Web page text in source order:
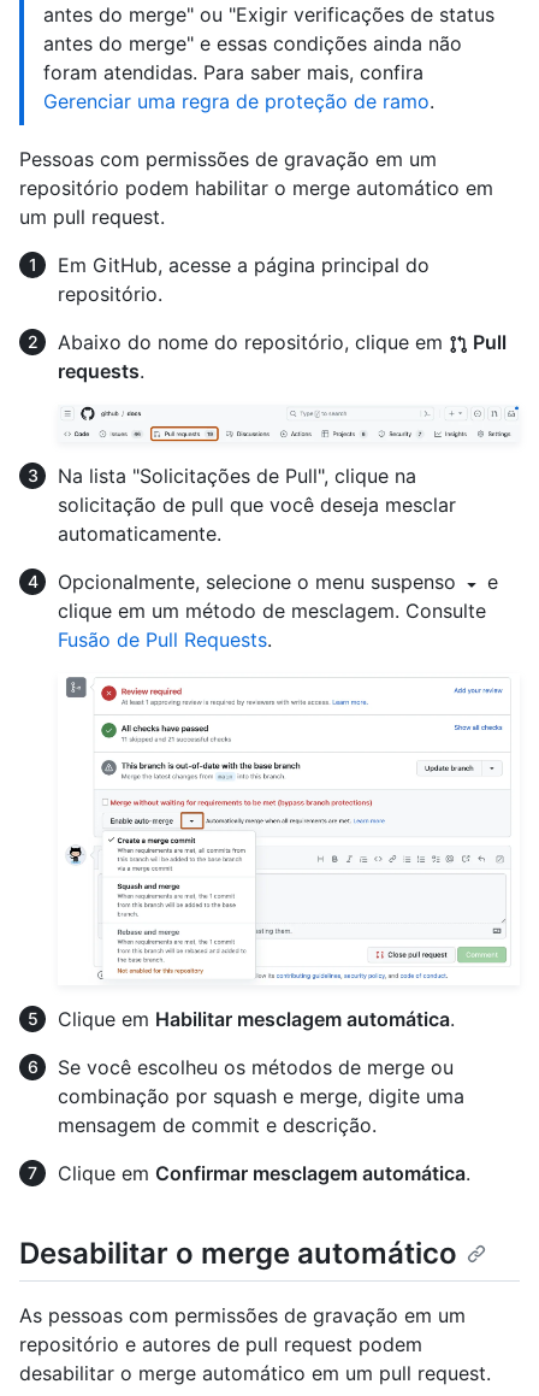
antes do merge" ou "Exigir verificações de status
antes do merge" e essas condições ainda não
foram atendidas. Para saber mais, confira
Gerenciar uma regra de proteção de ramo.
Pessoas com permissões de gravação em um
repositório podem habilitar o merge automático em
um pull request.
Em GitHub, acesse a página principal do
repositório.
Abaixo do nome do repositório, clique em
Pull
requests.
Na lista "Solicitações de Pull", clique na
solicitação de pull que você deseja mesclar
automaticamente.
Opcionalmente, selecione o menu suspenso
e
clique em um método de mesclagem. Consulte
Fusão de Pull Requests.
Clique em Habilitar mesclagem automática.
Se você escolheu os métodos de merge ou
combinação por squash e merge, digite uma
mensagem de commit e descrição.
Clique em Confirmar mesclagem automática.
Desabilitar o merge automático
As pessoas com permissões de gravação em um
repositório e autores de pull request podem
desabilitar o merge automático em um pull request.